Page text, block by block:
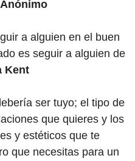
Anónimo
a alguien en el buen
es seguir a alguien de
Kent
ser tuyo; el tipo de
que quieres y los
y estéticos que te
que necesitas para un